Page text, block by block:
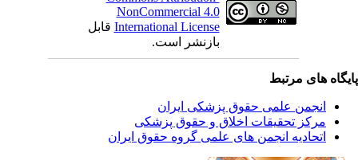
NonCommercial 4.0
International Licenseقابل
بازنشر است.
های مرتبط
انجمن علمی حقوق پزشکی ایران
مرکز تحقیقات اخلاق و حقوق پزشکی
اتحادیه انجمن های علمی گروه حقوق ایران